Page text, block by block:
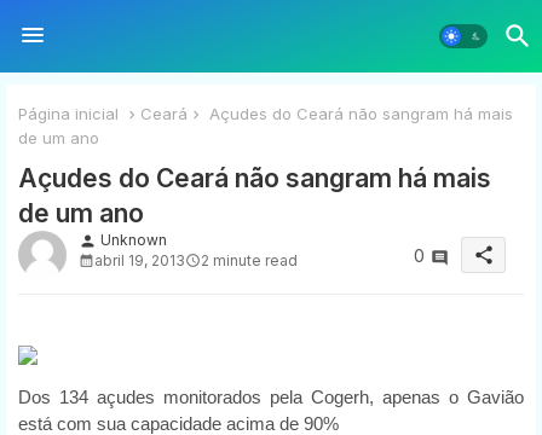
Página inicial Ceará
Açudes do Ceará não sangram há mais
de um ano
Açudes do Ceará não sangram há mais
de um ano
person Unknown
abril 19, 2013
2 minute read 0 share
Dos 134 açudes monitorados pela Cogerh, apenas o Gavião
está com sua capacidade acima de 90%